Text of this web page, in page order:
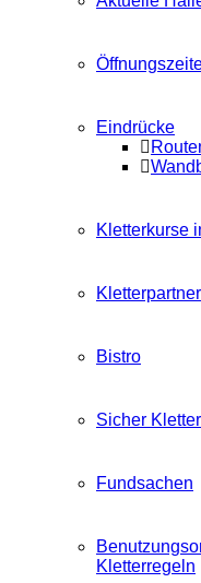
Eindrücke
Kletterkurse
Kletterpartner
Bistro
Sicher
Fundsachen
Kletterregeln